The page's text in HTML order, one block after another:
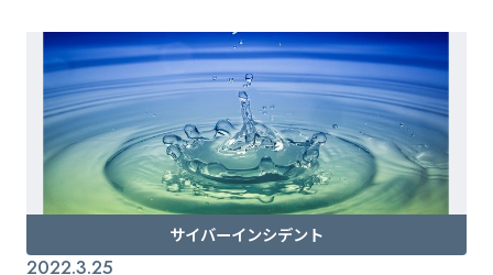
サイバーインシデント
2022.3.25